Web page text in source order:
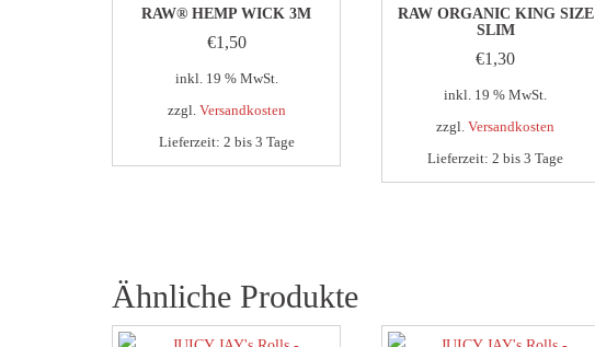
RAW® HEMP WICK 3M
€1,50
inkl. 19 % MwSt.
zzgl. Versandkosten
Lieferzeit: 2 bis 3 Tage
RAW ORGANIC KING SIZE
SLIM
€1,30
inkl. 19 % MwSt.
zzgl.Versandkosten
Lieferzeit:2 bis 3 Tage
Ähnliche Produkte